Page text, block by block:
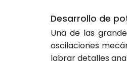
Desarrollo de
Una de las
oscilaciones
labrar detalles